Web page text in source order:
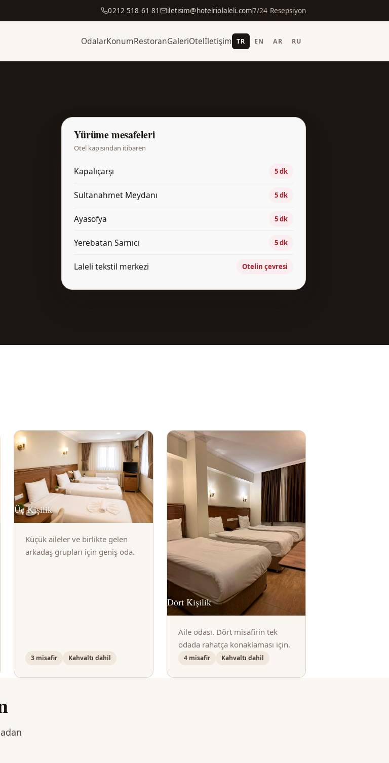
0212 518 61 81 iletisim@hotelriolaleli.com7/24 Resepsiyon
OdalarKonumRestoranGaleriOtelİletişim TR EN AR RU
Yürüme mesafeleri
Otel kapısından itibaren
Kapalıçarşı 5 dk
Sultanahmet Meydanı 5 dk
Ayasofya 5 dk
Yerebatan Sarnıcı 5 dk
Laleli tekstil merkezi Otelin çevresi
Üç Kişilik
Küçük aileler ve birlikte gelen
arkadaş grupları için geniş oda.
3 misafir Kahvaltı dahil
Dört Kişilik
Aile odası. Dört misafirin tek
odada rahatça konaklaması için.
4 misafir Kahvaltı dahil